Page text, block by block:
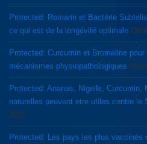
Protected: Romarin et Bactérie
ce qui est de la longévité optimale
Protected: Curcumin et Bromeline
mécanismes physiopathologiques
Protected: Ananas, Nigelle, Curcumin,
naturelles peuvent etre utiles contre le
2021
Protected: Les pays les plus vaccinés